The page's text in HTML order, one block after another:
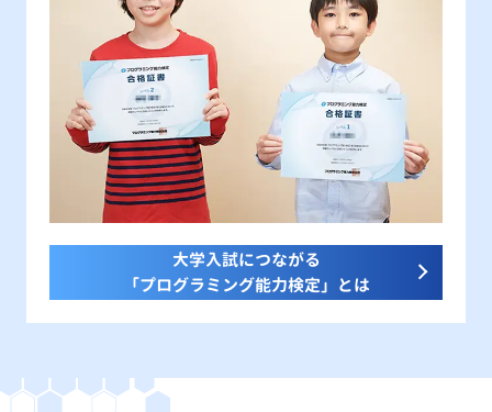
大学入試につながる
「プログラミング能力検定」とは